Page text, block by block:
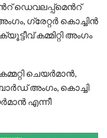
ഡെവലപ്പ്മെൻറ്
ഗ്രേറ്റർ കൊച്ചിൻ
കമ്മിറ്റി അംഗം
ചെയർമാൻ,
അംഗം, കൊച്ചി
എന്നീ